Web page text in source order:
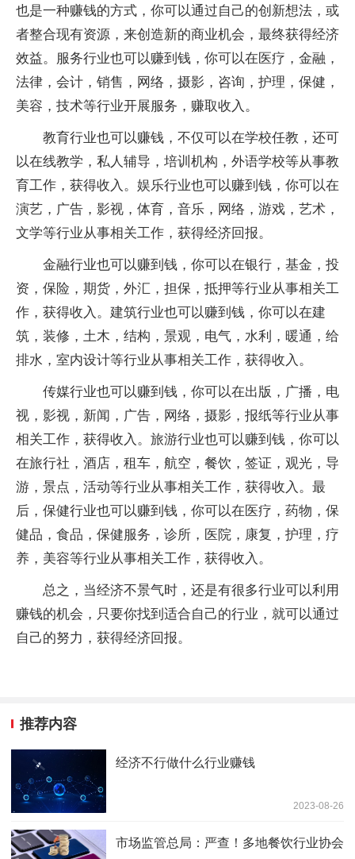
也是一种赚钱的方式，你可以通过自己的创新想法，或
者整合现有资源，来创造新的商业机会，最终获得经济
效益。服务行业也可以赚到钱，你可以在医疗，金融，
法律，会计，销售，网络，摄影，咨询，护理，保健，
美容，技术等行业开展服务，赚取收入。
教育行业也可以赚钱，不仅可以在学校任教，还可
以在线教学，私人辅导，培训机构，外语学校等从事教
育工作，获得收入。娱乐行业也可以赚到钱，你可以在
演艺，广告，影视，体育，音乐，网络，游戏，艺术，
文学等行业从事相关工作，获得经济回报。
金融行业也可以赚到钱，你可以在银行，基金，投
资，保险，期货，外汇，担保，抵押等行业从事相关工
作，获得收入。建筑行业也可以赚到钱，你可以在建
筑，装修，土木，结构，景观，电气，水利，暖通，给
排水，室内设计等行业从事相关工作，获得收入。
传媒行业也可以赚到钱，你可以在出版，广播，电
视，影视，新闻，广告，网络，摄影，报纸等行业从事
相关工作，获得收入。旅游行业也可以赚到钱，你可以
在旅行社，酒店，租车，航空，餐饮，签证，观光，导
游，景点，活动等行业从事相关工作，获得收入。最
后，保健行业也可以赚到钱，你可以在医疗，药物，保
健品，食品，保健服务，诊所，医院，康复，护理，疗
养，美容等行业从事相关工作，获得收入。
总之，当经济不景气时，还是有很多行业可以利用
赚钱的机会，只要你找到适合自己的行业，就可以通过
自己的努力，获得经济回报。
推荐内容
经济不行做什么行业赚钱
2023-08-26
市场监管总局：严查！多地餐饮行业协会